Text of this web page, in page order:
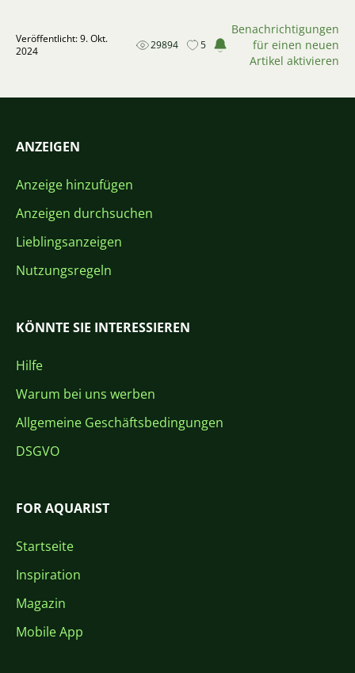
Veröffentlicht: 9. Okt.
2024
29894 5
Benachrichtigungen
für einen neuen
Artikel aktivieren
ANZEIGEN
Anzeige hinzufügen
Anzeigen durchsuchen
Lieblingsanzeigen
Nutzungsregeln
KÖNNTE SIE INTERESSIEREN
Hilfe
Warum bei uns werben
Allgemeine Geschäftsbedingungen
DSGVO
FOR AQUARIST
Startseite
Inspiration
Magazin
Mobile App